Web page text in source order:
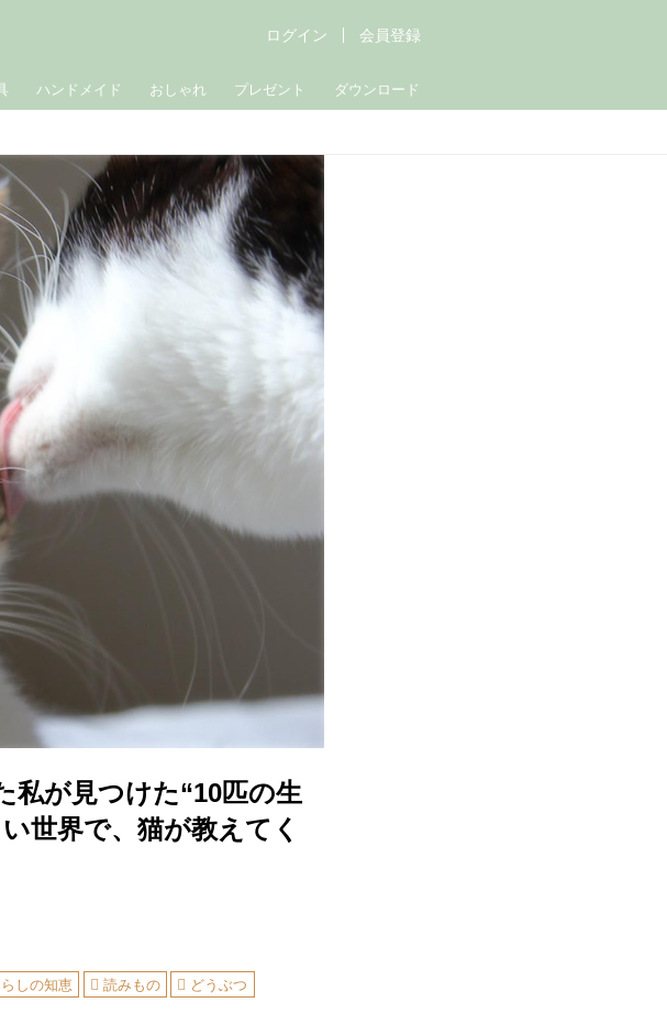
ハンドメイド おしゃれ プレゼント ダウンロード
ログイン 会員登録
私が見つけた“10匹の生
世界で、猫が教えてく
しの知恵 読みもの
どうぶつ